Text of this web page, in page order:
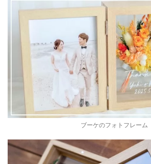
ブーケのフォトフレーム